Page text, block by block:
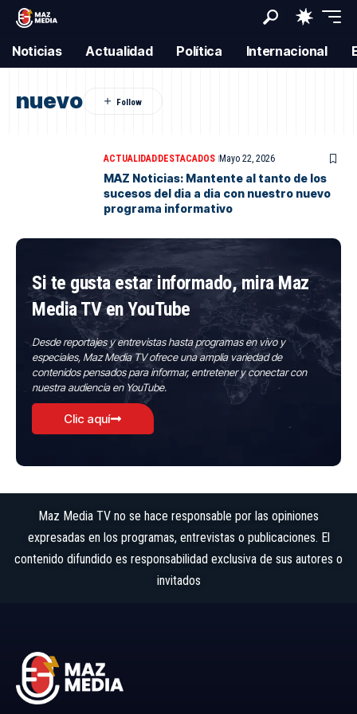
Noticias Actualidad Política Internacional
nuevo
ACTUALIDADDESTACADOS Mayo 22, 2026
MAZ Noticias: Mantente al tanto de los
sucesos del dia a dia con nuestro nuevo
programa informativo
Si te gusta estar informado, mira Maz
Media TV en YouTube
Desde reportajes y entrevistas hasta programas en vivo y
especiales, Maz Media TV ofrece una amplia variedad de
contenidos pensados para informar, entretener y conectar con
nuestra audiencia en YouTube.
Clic aquí
Maz Media TV no se hace responsable por las opiniones
expresadas en los programas, entrevistas o publicaciones. El
contenido difundido es responsabilidad exclusiva de sus autores o
invitados